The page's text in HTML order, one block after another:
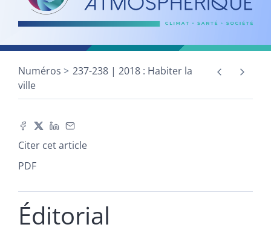
Numéros
237-238 | 2018 : Habiter la
ville
Citer cet article
PDF
Éditorial